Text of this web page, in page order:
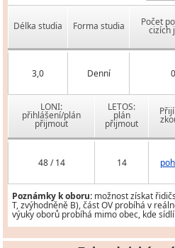
Délka studia Forma studia Počet
cizích
3,0 Denní 0
LONI:
přihlášení/plán
přijmout
LETOS:
plán
přijmout
48 / 14 14
Poznámky k oboru: možnost získat
T, zvýhodněně B), část OV probíhá v
výuky oborů probíhá mimo obec, kde